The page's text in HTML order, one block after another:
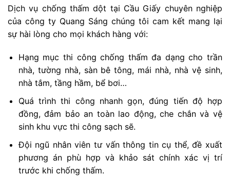
Dịch vụ chống thấm dột tại Cầu Giấy chuyên nghiệp
của công ty Quang Sáng chúng tôi cam kết mang lại
sự hài lòng cho mọi khách hàng với:
Hạng mục thi công chống thấm đa dạng cho trần
nhà, tường nhà, sàn bê tông, mái nhà, nhà vệ sinh,
nhà tắm, tầng hầm, bể bơi…
Quá trình thi công nhanh gọn, đúng tiến độ hợp
đồng, đảm bảo an toàn lao động, che chắn và vệ
sinh khu vực thi công sạch sẽ.
Đội ngũ nhân viên tư vấn thông tin cụ thể, đề xuất
phương án phù hợp và khảo sát chính xác vị trí
trước khi chống thấm.